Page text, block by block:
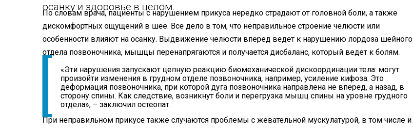
осанку и здоровье в целом.
По словам врача, пациенты с нарушением прикуса нередко страдают от головной боли, а также
дискомфортных ощущений в шее. Все дело в том, что неправильное строение челюсти или
особенности влияют на осанку. Выдвижение челюсти вперед ведет к нарушению лордоза шейного
отдела позвоночника, мышцы перенапрягаются и получается дисбаланс, который ведет к болям.
«Эти нарушения запускают цепную реакцию биомеханической дискоординации тела: могут
произойти изменения в грудном отделе позвоночника, например, усиление кифоза. Это
деформация позвоночника, при которой дуга позвоночника направлена не вперед, а назад, в
сторону спины. Как следствие, возникнут боли и перегрузка мышц спины на уровне грудного
отдела», – заключил остеопат.
При неправильном прикусе также случаются проблемы с жевательной мускулатурой, в том числе и